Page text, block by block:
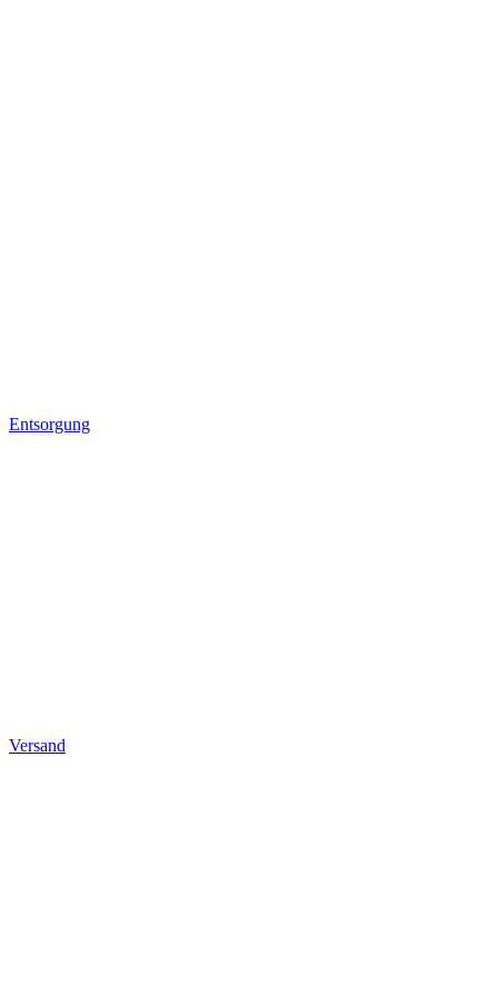
Entsorgung
Versand